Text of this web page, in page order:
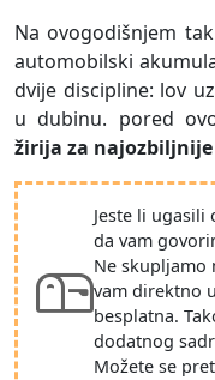
Na ovogodišnjem
automobilski
dvije discipline: lov
u dubinu. pored
žirija za
Jeste li
da vam
Ne skupljamo
vam direktno
besplatna.
dodatnog
Možete se